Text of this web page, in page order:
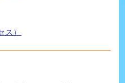
ス）